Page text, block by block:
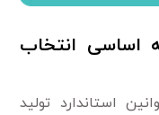
اساسی انتخاب
استاندارد تولید